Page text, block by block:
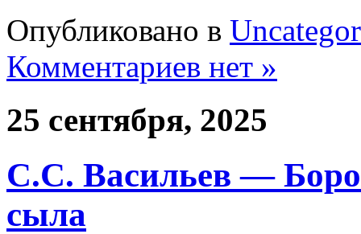
Опубликовано в
Комментариев нет »
25 сентября, 2025
С.С. Васильев —
сыла